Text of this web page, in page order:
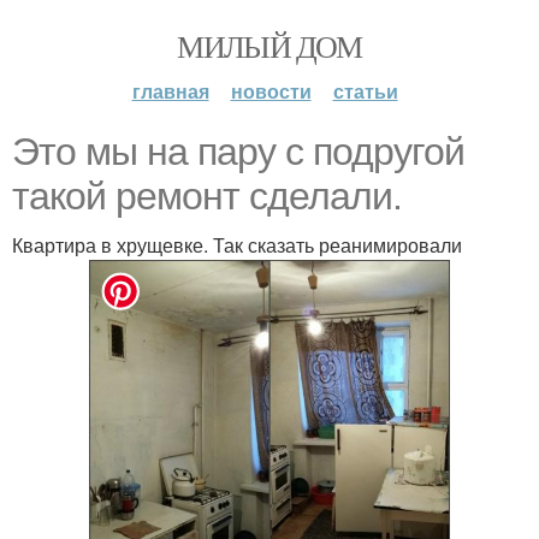
МИЛЫЙ ДОМ
главная новости статьи
Это мы на пару с подругой
такой ремонт сделали.
Квартира в хрущевке. Так сказать реанимировали